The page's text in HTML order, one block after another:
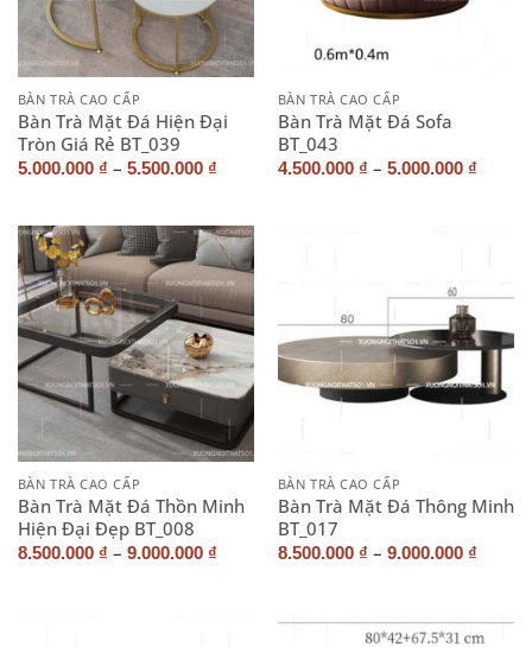
BÀN TRÀ CAO CẤP
Bàn Trà Mặt Đá Hiện Đại
Tròn Giá Rẻ BT_039
5.000.000 ₫ – 5.500.000 ₫
BÀN TRÀ CAO CẤP
Bàn Trà Mặt Đá Sofa
BT_043
4.500.000 ₫ – 5.000.000 ₫
BÀN TRÀ CAO CẤP
Bàn Trà Mặt Đá Thồn Minh
Hiện Đại Đẹp BT_008
8.500.000 ₫ – 9.000.000 ₫
BÀN TRÀ CAO CẤP
Bàn Trà Mặt Đá Thông Minh
BT_017
8.500.000 ₫ – 9.000.000 ₫